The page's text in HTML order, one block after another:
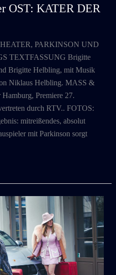
OST: KATER DER
PARKINSON UND
TEXTFASSUNG Brigitte
Brigitte Helbling, mit Musik
Niklaus Helbling. MASS &
Premiere 27.
durch RTV.. FOTOS:
mitreißendes, absolut
mit Parkinson sorgt